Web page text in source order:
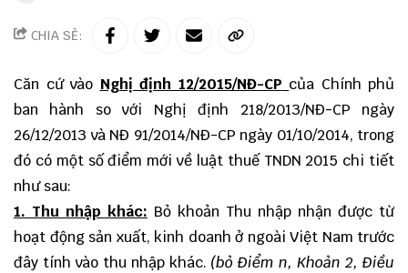
CHIA SẺ:
Căn cứ vào Nghị định 12/2015/NĐ-CP của Chính phủ
ban hành so với Nghị định 218/2013/NĐ-CP ngày
26/12/2013 và NĐ 91/2014/NĐ-CP ngày 01/10/2014, trong
đó có một số điểm mới về luật thuế TNDN 2015 chi tiết
như sau:
1. Thu nhập khác: Bỏ khoản Thu nhập nhận được từ
hoạt động sản xuất, kinh doanh ở ngoài Việt Nam trước
đây tính vào thu nhập khác. (bỏ Điểm n, Khoản 2, Điều